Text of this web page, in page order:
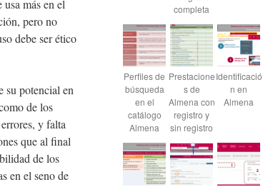
más en el
pero no
debe ser ético
su potencial en
de los
y falta
que al final
de los
en el seno de
completa
Perfiles de
búsqueda
en el
catálogo
Almena
Prestacione
s de
Almena con
registro y
sin registro
Identificació
n en
Almena